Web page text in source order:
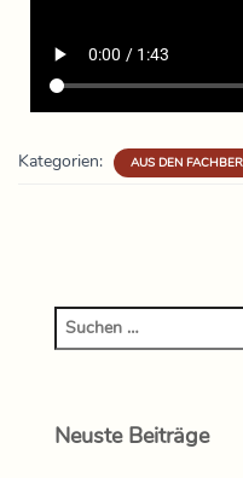
Kategorien: AUS DEN
Neuste Beiträge